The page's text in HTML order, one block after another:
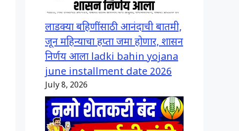
लाडक्या बहिणींसाठी आनंदाची बातमी,
जून महिन्याचा हप्ता जमा होणार, शासन
निर्णय आला ladki bahin yojana
june installment date 2026
July 8, 2026